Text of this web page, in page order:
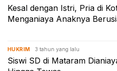
Kesal dengan Istri, Pria di
Menganiaya Anaknya
HUKRIM 3 tahun yang lalu
Siswi SD di Mataram